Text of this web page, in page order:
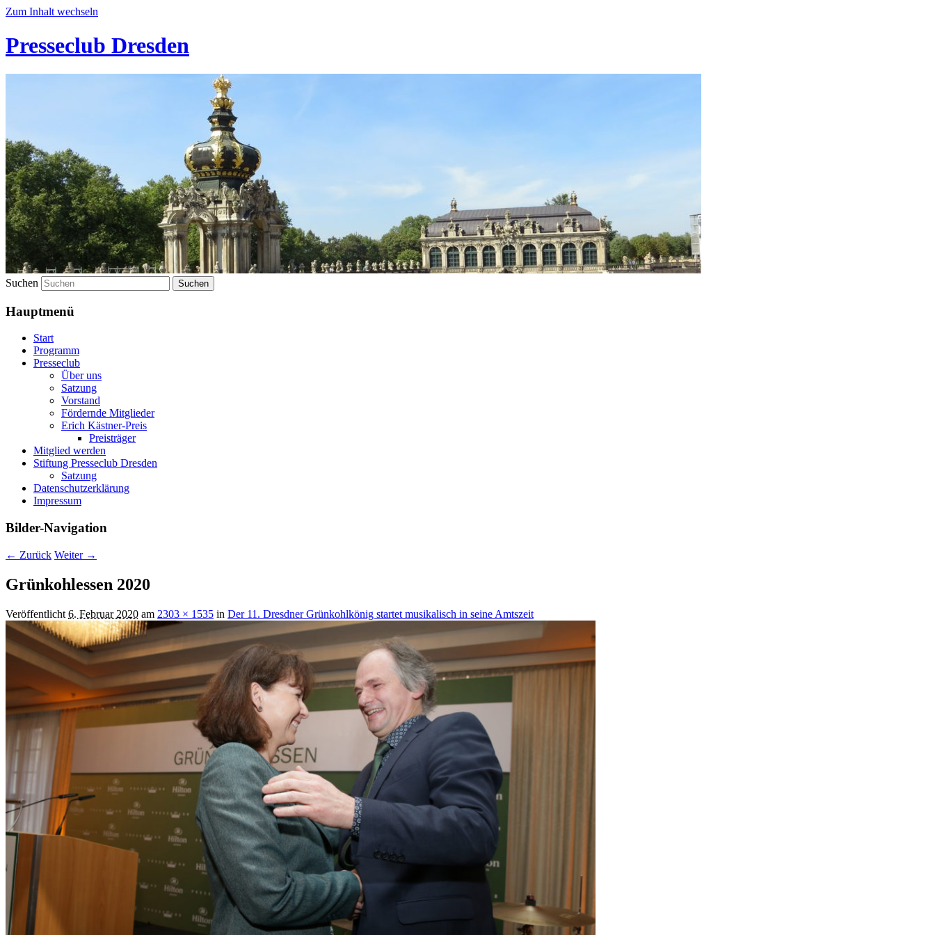
Zum Inhalt wechseln
Presseclub Dresden
Suchen
Hauptmenü
Start
Programm
Presseclub
Über uns
Satzung
Vorstand
Fördernde Mitglieder
Erich Kästner-Preis
Preisträger
Mitglied werden
Stiftung Presseclub Dresden
Satzung
Datenschutzerklärung
Impressum
Bilder-Navigation
← Zurück Weiter →
Grünkohlessen 2020
Veröffentlicht 6. Februar 2020 am 2303 × 1535 in Der 11. Dresdner Grünkohlkönig startet musikalisch in seine Amtszeit